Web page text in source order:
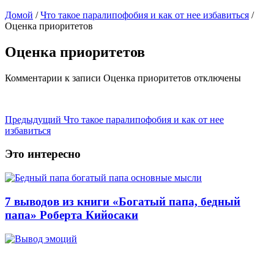
Домой / Что такое паралипофобия и как от нее избавиться /
Оценка приоритетов
Оценка приоритетов
Комментарии к записи Оценка приоритетов отключены
Предыдущий Что такое паралипофобия и как от нее
избавиться
Это интересно
7 выводов из книги «Богатый папа, бедный
папа» Роберта Кийосаки